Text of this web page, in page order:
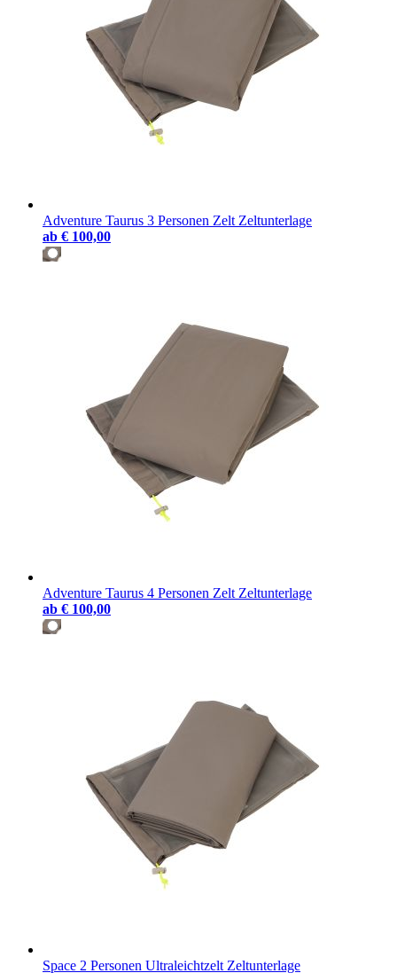
Adventure Taurus 3 Personen Zelt Zeltunterlage
ab € 100,00
Adventure Taurus 4 Personen Zelt Zeltunterlage
ab € 100,00
Space 2 Personen Ultraleichtzelt Zeltunterlage